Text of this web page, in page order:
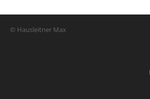
© Hausleitner Max